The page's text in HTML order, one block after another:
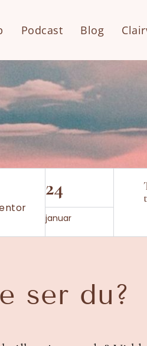
Podcast Blog
24
januar
ser du?